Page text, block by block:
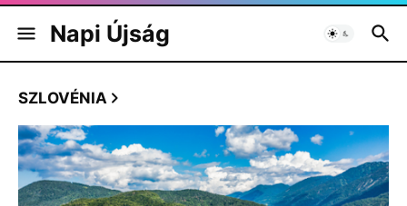
Napi Újság
SZLOVÉNIA